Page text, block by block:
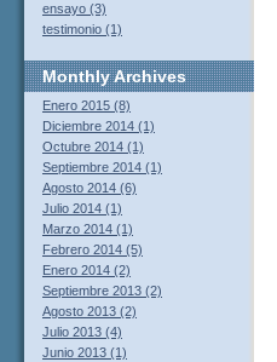
ensayo (3)
testimonio (1)
MonthlyArchives
Enero 2015 (8)
Diciembre 2014 (1)
Octubre 2014 (1)
Septiembre 2014 (1)
Agosto 2014 (6)
Julio 2014 (1)
Marzo 2014 (1)
Febrero 2014 (5)
Enero 2014 (2)
Septiembre 2013 (2)
Agosto 2013 (2)
Julio 2013 (4)
Junio 2013 (1)